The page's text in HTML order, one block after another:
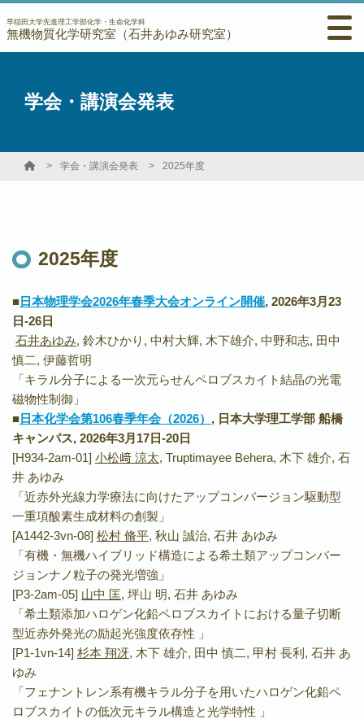
早稲田大学先進理工学部化学・生命化学科
無機物質化学研究室（石井あゆみ研究室）
学会・講演会発表
学会・講演会発表 2025年度
2025年度
■ 日本物理学会2026年春季大会オンライン開催, 2026年3月23
日-26 日
石井あゆみ, 鈴木ひかり, 中村大輝, 木下雄介, 中野和志, 田中
慎二, 伊藤哲明
「キラル分子による一次元らせんペロブスカイト結晶の光電
磁物性制御」
■ 日本化学会第106春季年会（2026） , 日本大学理工学部 船橋
キャンパス, 2026年3月17日-20日
[H934-2am-01] 小松﨑 涼太, Truptimayee Behera, 木下 雄介, 石
井 あゆみ
「近赤外光線力学療法に向けたアップコンバージョン駆動型
一重項酸素生成材料の創製」
[A1442-3vn-08] 松村 脩平, 秋山 誠治, 石井 あゆみ
「有機・無機ハイブリッド構造による希土類アップコンバー
ジョンナノ粒子の発光増強」
[P3-2am-05] 山中 匡, 坪山 明, 石井 あゆみ
「希土類添加ハロゲン化鉛ペロブスカイトにおける量子切断
型近赤外発光の励起光強度依存性 」
[P1-1vn-14] 杉本 翔冴, 木下 雄介, 田中 慎二, 甲村 長利, 石井 あ
ゆみ
「フェナントレン系有機キラル分子を用いたハロゲン化鉛ペ
ロブスカイトの低次元キラル構造と光学特性 」